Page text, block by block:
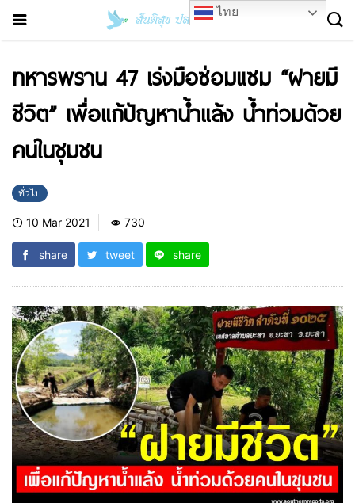
ทหารพราน 47 เร่งมือซ่อมแซม “ฝายมี
ชีวิต” เพื่อแก้ปัญหาน้ำแล้ง น้ำท่วมด้วย
คนในชุมชน
ทั่วไป
10 Mar 2021 730
share tweet share
ไทย